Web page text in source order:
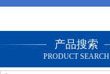
产品搜索
PRODUCT SEARCH